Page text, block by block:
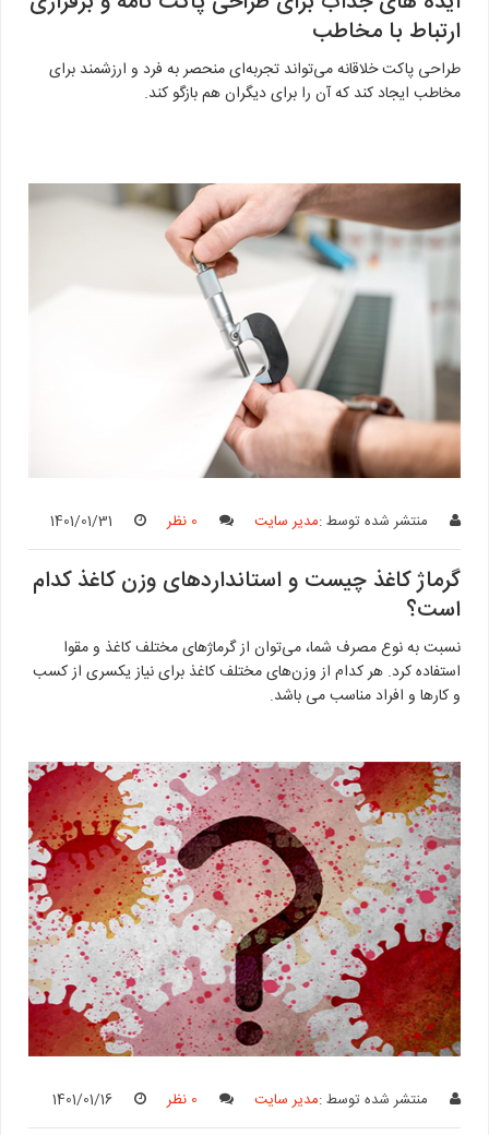
ارتباط با مخاطب
طراحی پاکت خلاقانه می‌تواند تجربه‌ای منحصر به فرد و ارزشمند برای
مخاطب ایجاد کند که آن را برای دیگران هم بازگو کند.
منتشر شده توسط :مدیر سایت 0 نظر 1401/01/31
گرماژ کاغذ چیست و استانداردهای وزن کاغذ کدام
است؟
نسبت به نوع مصرف شما، می‌توان از گرماژهای مختلف کاغذ و مقوا
استفاده کرد. هر کدام از وزن‌های مختلف کاغذ برای نیاز یکسری از کسب
و کارها و افراد مناسب می باشد.
منتشر شده توسط :مدیر سایت 0 نظر 1401/01/16